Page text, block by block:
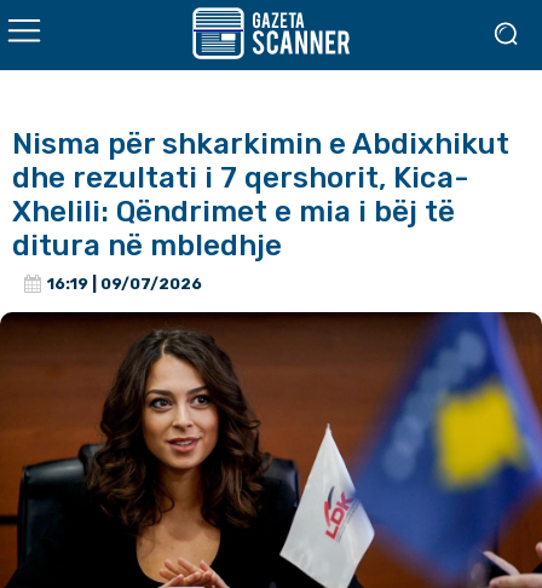
Nisma për shkarkimin e Abdixhikut
dhe rezultati i 7 qershorit, Kica-
Xhelili: Qëndrimet e mia i bëj të
ditura në mbledhje
16:19 | 09/07/2026